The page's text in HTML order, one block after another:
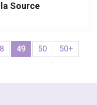
Source
49 50
50+